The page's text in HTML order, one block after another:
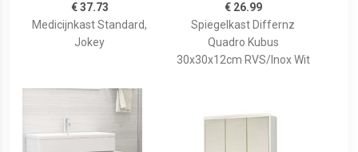
€ 37.73
Medicijnkast Standard,
Jokey
€ 26.99
Spiegelkast Differnz
Quadro Kubus
30x30x12cm RVS/Inox Wit